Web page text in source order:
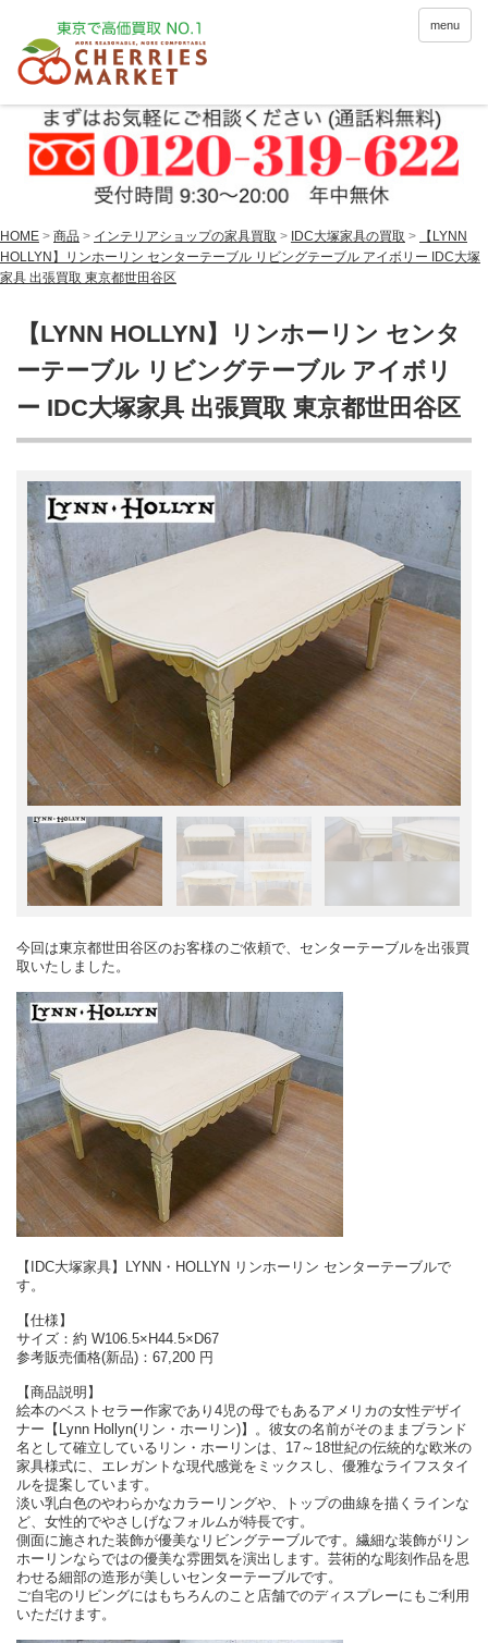
menu
HOME > 商品 > インテリアショップの家具買取 > IDC大塚家具の買取 >
【LYNN
HOLLYN】リンホーリン センターテーブル リビングテーブル アイボリー IDC大塚
家具 出張買取 東京都世田谷区
【LYNN HOLLYN】リンホーリン センタ
ーテーブル リビングテーブル アイボリ
ー IDC大塚家具 出張買取 東京都世田谷区
今回は東京都世田谷区のお客様のご依頼で、センターテーブルを出張買
取いたしました。
【IDC大塚家具】LYNN・HOLLYN リンホーリン センターテーブルで
す。
【仕様】
サイズ：約 W106.5×H44.5×D67
参考販売価格(新品)：67,200 円
【商品説明】
絵本のベストセラー作家であり4児の母でもあるアメリカの女性デザイ
ナー【Lynn Hollyn(リン・ホーリン)】。彼女の名前がそのままブランド
名として確立しているリン・ホーリンは、17～18世紀の伝統的な欧米の
家具様式に、エレガントな現代感覚をミックスし、優雅なライフスタイ
ルを提案しています。
淡い乳白色のやわらかなカラーリングや、トップの曲線を描くラインな
ど、女性的でやさしげなフォルムが特長です。
側面に施された装飾が優美なリビングテーブルです。繊細な装飾がリン
ホーリンならではの優美な雰囲気を演出します。芸術的な彫刻作品を思
わせる細部の造形が美しいセンターテーブルです。
ご自宅のリビングにはもちろんのこと店舗でのディスプレーにもご利用
いただけます。